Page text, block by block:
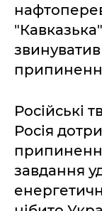
Російські
Росія
завдання